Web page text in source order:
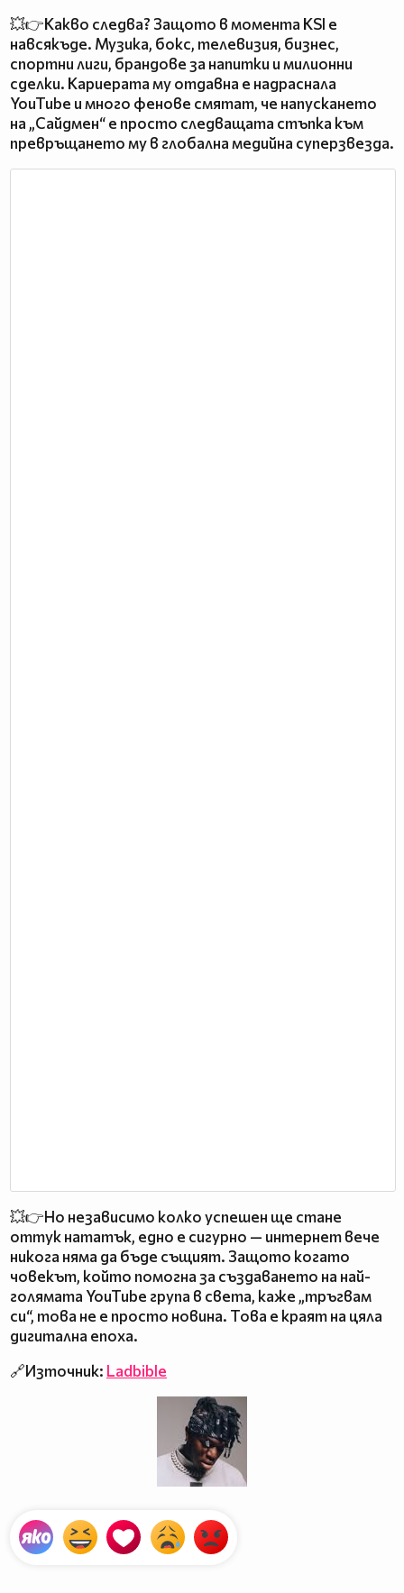
💥👉Какво следва? Защото в момента KSI е
навсякъде. Музика, бокс, телевизия, бизнес,
спортни лиги, брандове за напитки и милионни
сделки. Кариерата му отдавна е надраснала
YouTube и много фенове смятат, че напускането
на „Сайдмен“ е просто следващата стъпка към
превръщането му в глобална медийна суперзвезда.
💥👉Но независимо колко успешен ще стане
оттук нататък, едно е сигурно — интернет вече
никога няма да бъде същият. Защото когато
човекът, който помогна за създаването на най-
голямата YouTube група в света, каже „тръгвам
си“, това не е просто новина. Това е краят на цяла
дигитална епоха.
🔗Източник: Ladbible